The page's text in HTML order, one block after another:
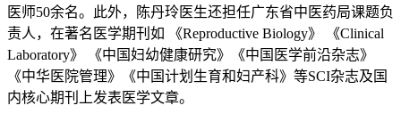
医师50余名。此外，陈丹玲医生还担任广东省中医药局课题负
责人，在著名医学期刊如 《Reproductive Biology》 《Clinical
Laboratory》 《中国妇幼健康研究》《中国医学前沿杂志》
《中华医院管理》《中国计划生育和妇产科》等SCI杂志及国
内核心期刊上发表医学文章。